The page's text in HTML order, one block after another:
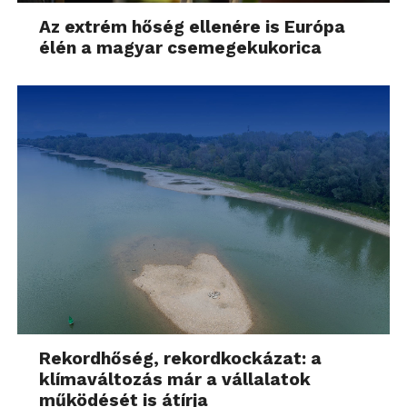
fejlesztést is
eszközöltünk, új kamerát
és egy nagyobb
lézerszkennert szereltünk
fel az autóra. Így az
eltérő fényviszonyokra
kevésbé lesz érzékeny a
megoldásunk, és a
különböző objektumokat
is sokkal hamarabb
tudjuk detektálni, ezért
hamarabb tudunk
Az extrém hőség ellenére is Európa
élén a magyar csemegekukorica
Rekordhőség, rekordkockázat: a
klímaváltozás már a vállalatok
működését is átírja